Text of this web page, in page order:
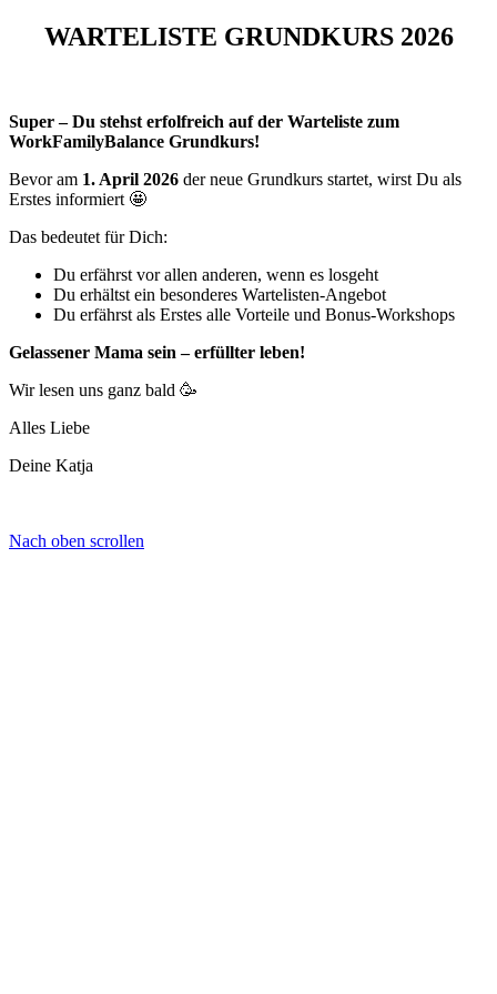
WARTELISTE GRUNDKURS 2026
Super – Du stehst erfolfreich auf der Warteliste zum
WorkFamilyBalance Grundkurs!
Bevor am 1. April 2026 der neue Grundkurs startet, wirst Du als
Erstes informiert 🤩
Das bedeutet für Dich:
Du erfährst vor allen anderen, wenn es losgeht
Du erhältst ein besonderes Wartelisten-Angebot
Du erfährst als Erstes alle Vorteile und Bonus-Workshops
Gelassener Mama sein – erfüllter leben!
Wir lesen uns ganz bald 🥳
Alles Liebe
Deine Katja
Nach oben scrollen